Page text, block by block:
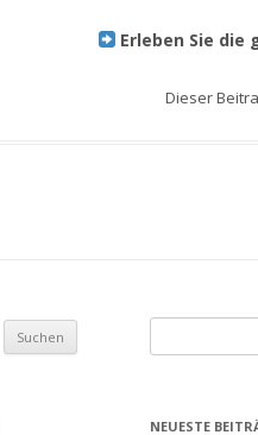
Erleben Sie die
Dieser
u
h
NEUESTE